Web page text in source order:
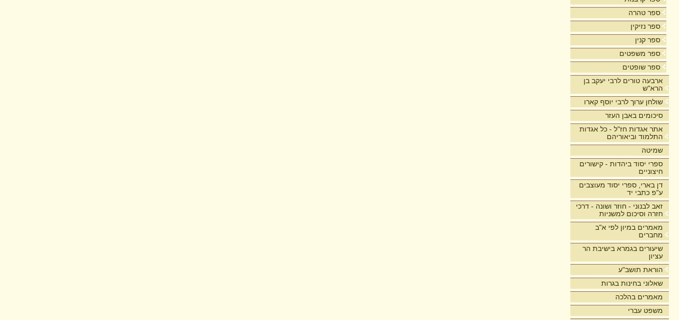
ספר טהרה
ספר נזיקין
ספר קנין
ספר משפטים
ספר שופטים
ארבעה טורים לרבי יעקב בן
הרא"ש
שולחן ערוך לרבי יוסף קארו
סיכומים באבן העזר
אתר אגדות חז"ל - כל אגדות
התלמוד וביאוריהם
שמיטה
ספרי יסוד ביהדות - קישורים
חיצוניים
דן בארי, ספרי יסוד מעוצבים
ע"פ כתבי יד
זאב לבנוני - חוזר ושונה - דרכי
חזרה וסיכום למשניות
מאמרים במיון לפי א"ב
מחברים
שיעורים בגמרא בישיבת הר
עציון
הוראת תושב"ע
שאלוני בחינות בגרות
מאמרים בהלכה
משפט עברי